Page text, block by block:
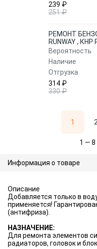
239 ₽
251 ₽
РЕМОНТ
RUNWAY , КНР
Вероятность
Наличие
Отгрузка
314 ₽
330 ₽
1 2
1 — 8
Информация о товаре
Описание
Добавляется только в
применяется!
(антифриза).
НАЗНАЧЕНИЕ:
Для ремонта элементов
радиаторов, головок и